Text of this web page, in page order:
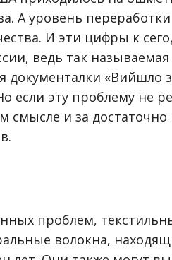
А уровень
И эти цифры к
ведь так
документалки «Вийшло
если эту проблему не
смысле и за
проблем,
волокна,